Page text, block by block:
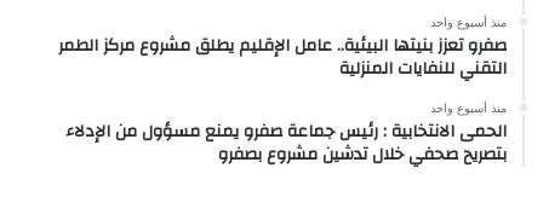
منذ أسبوع واحد
صفرو تعزز بنيتها البيئية.. عامل الإقليم يطلق مشروع مركز الطمر
التقني للنفايات المنزلية
منذ أسبوع واحد
الحمى الانتخابية : رئيس جماعة صفرو يمنع مسؤول من الإدلاء
بتصريح صحفي خلال تدشين مشروع بصفرو